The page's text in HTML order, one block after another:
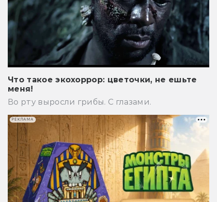
Что такое экохоррор: цветочки, не ешьте
меня!
Во рту выросли грибы. С глазами.
РЕКЛАМА